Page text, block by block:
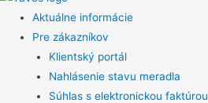
Aktuálne informácie
Pre zákazníkov
Klientský portál
Nahlásenie stavu meradla
Súhlas s elektronickou faktúrou